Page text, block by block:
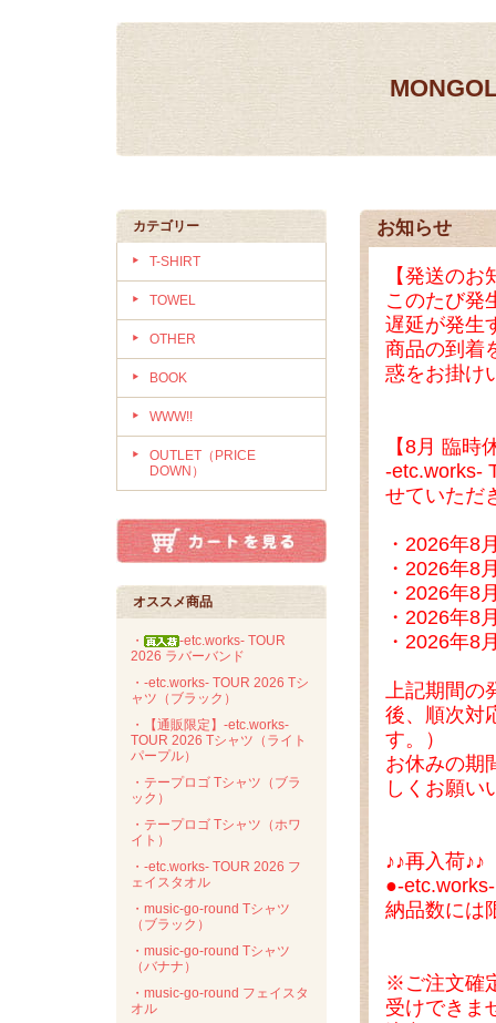
カテゴリー
T-SHIRT
TOWEL
OTHER
BOOK
WWW!!
OUTLET（PRICE
DOWN）
オススメ商品
・
-etc.works- TOUR
2026 ラバーバンド
・-etc.works- TOUR 2026 Tシ
ャツ（ブラック）
・【通販限定】-etc.works-
TOUR 2026 Tシャツ（ライト
パープル）
・テープロゴ Tシャツ（ブラ
ック）
・テープロゴ Tシャツ（ホワ
イト）
・-etc.works- TOUR 2026 フ
ェイスタオル
・music-go-round Tシャツ
（ブラック）
・music-go-round Tシャツ
（バナナ）
・music-go-round フェイスタ
オル
お知らせ
【発送のお
このたび発
遅延が発生
商品の到着
惑をお掛け
【8月 臨時
-etc.works-
せていただ
・2026年8
・2026年8
・2026年8
・2026年8
・2026年8
上記期間
後、順次対
す。）
お休みの期
しくお願い
♪♪再入荷♪♪
●-
納品数には
※ご注文確
受けできま